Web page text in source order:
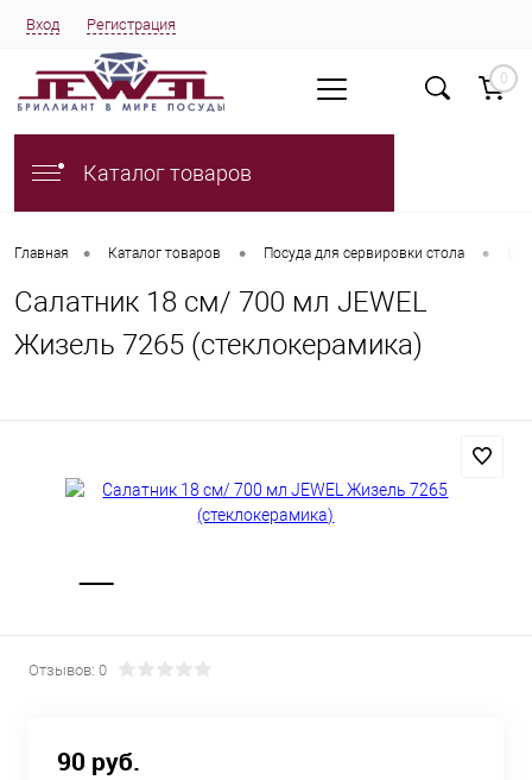
Вход Регистрация
0
Каталог товаров
Главная • Каталог товаров • Посуда для сервировки стола •
Салатник 18 см/ 700 мл JEWEL
Жизель 7265 (стеклокерамика)
Отзывов: 0
90 руб.